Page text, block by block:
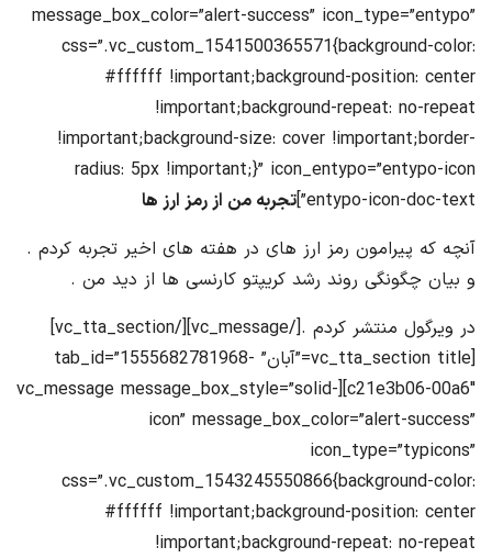
message_box_color=”alert-success” icon_type=”entypo”
css=”.vc_custom_1541500365571{background-color:
#ffffff !important;background-position: center
!important;background-repeat: no-repeat
!important;background-size: cover !important;border-
radius: 5px !important;}” icon_entypo=”entypo-icon
entypo-icon-doc-text”] تجربه من از رمز ارز ها
آنچه که پیرامون رمز ارز های در هفته های اخیر تجربه کردم .
و بیان چگونگی روند رشد کریپتو کارنسی ها از دید من .
در ویرگول منتشر کردم .[/vc_message][/vc_tta_section]
[vc_tta_section title=”آبان” tab_id=”1555682781968-
c21e3b06-00a6″][vc_message message_box_style=”solid-
icon” message_box_color=”alert-success”
icon_type=”typicons”
css=”.vc_custom_1543245550866{background-color:
#ffffff !important;background-position: center
!important;background-repeat: no-repeat